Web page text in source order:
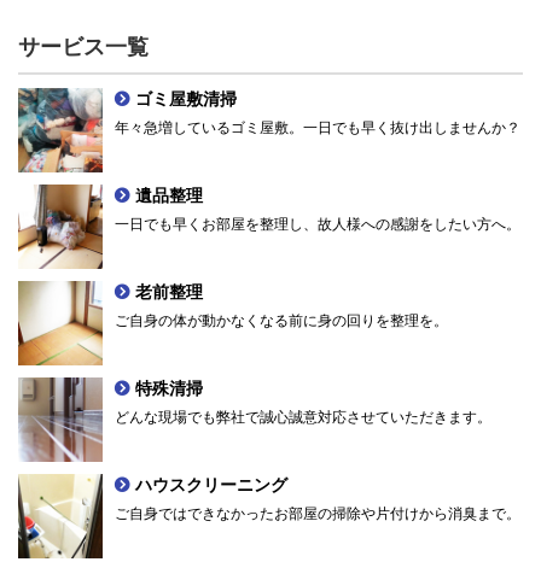
サービス一覧
ゴミ屋敷清掃
年々急増しているゴミ屋敷。一日でも早く抜け出しませんか？
遺品整理
一日でも早くお部屋を整理し、故人様への感謝をしたい方へ。
老前整理
ご自身の体が動かなくなる前に身の回りを整理を。
特殊清掃
どんな現場でも弊社で誠心誠意対応させていただきます。
ハウスクリーニング
ご自身ではできなかったお部屋の掃除や片付けから消臭まで。